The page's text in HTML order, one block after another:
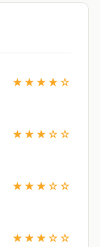
★★★★☆
★★★☆☆
★★★☆☆
★★★☆☆